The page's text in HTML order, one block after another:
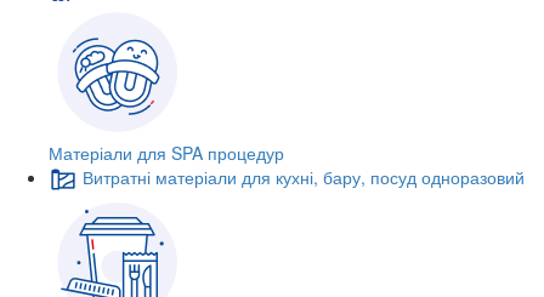
Матеріали для SPA процедур
Витратні матеріали для кухні, бару, посуд одноразовий